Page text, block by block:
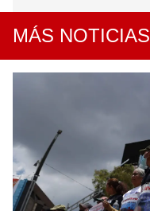
MÁS NOTICIAS